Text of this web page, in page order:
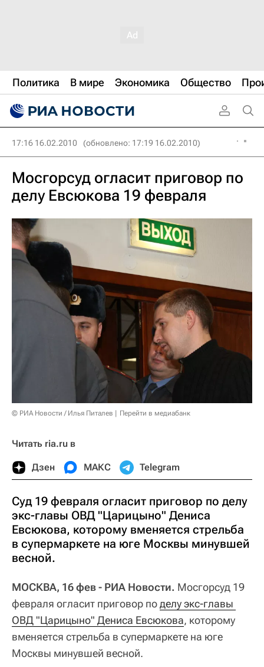
Политика В мире Экономика Общество
17:16 16.02.2010 (обновлено: 17:19 16.02.2010)
Мосгорсуд огласит приговор по
делу Евсюкова 19 февраля
© РИА Новости / Илья Питалев Перейти в медиабанк
Читать ria.ru в
Дзен МАКС Telegram
Суд 19 февраля огласит приговор по делу
экс-главы ОВД "Царицыно" Дениса
Евсюкова, которому вменяется стрельба
в супермаркете на юге Москвы минувшей
весной.
МОСКВА, 16 фев - РИА Новости. Мосгорсуд 19
февраля огласит приговор поделу экс-главы
ОВД "Царицыно" Дениса Евсюкова, которому
вменяется стрельба в супермаркете на юге
Москвы минувшей весной.